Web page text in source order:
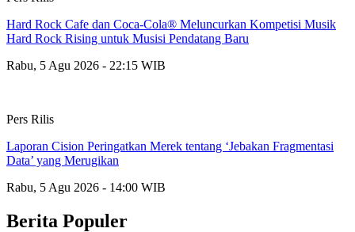
Hard Rock Cafe dan Coca-Cola® Meluncurkan Kompetisi Musik
Hard Rock Rising untuk Musisi Pendatang Baru
Rabu, 5 Agu 2026 - 22:15 WIB
Pers Rilis
Laporan Cision Peringatkan Merek tentang ‘Jebakan Fragmentasi
Data’ yang Merugikan
Rabu, 5 Agu 2026 - 14:00 WIB
Berita Populer